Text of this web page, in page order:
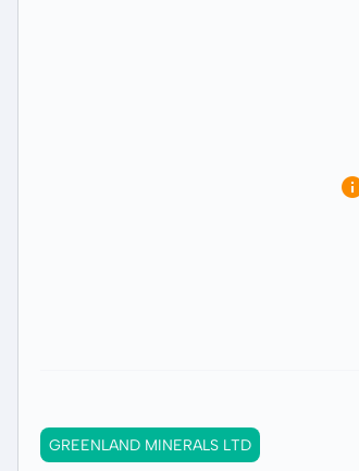
GREENLAND MINERALS LTD